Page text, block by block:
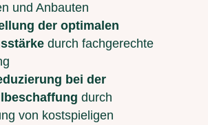
und Anbauten
der optimalen
durch fachgerechte
bei der
durch
von kostspieligen